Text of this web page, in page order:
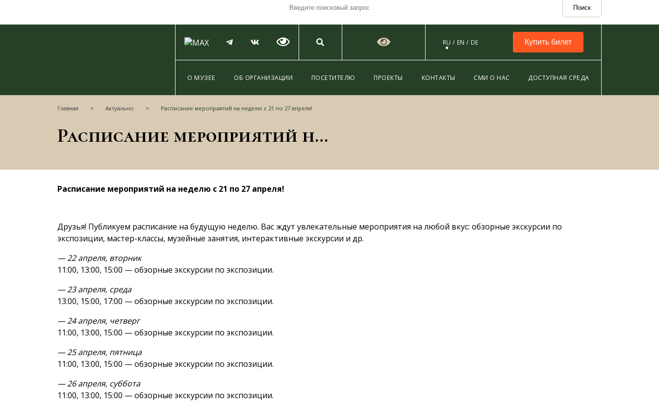
Поиск
RU EN DE Купить билет
О МУЗЕЕ ОБ ОРГАНИЗАЦИИ ПОСЕТИТЕЛЮ ПРОЕКТЫ КОНТАКТЫ СМИ О НАС ДОСТУПНАЯ СРЕДА
Главная Актуально Расписание мероприятий на неделю с 21 по 27 апреля!
Расписание мероприятий на неделю с 21 по 27 апреля!
Расписание мероприятий на неделю с 21 по 27 апреля!
Друзья! Публикуем расписание на будущую неделю. Вас ждут увлекательные мероприятия на любой вкус: обзорные экскурсии по
экспозиции, мастер-классы, музейные занятия, интерактивные экскурсии и др.
— 22 апреля, вторник
11:00, 13:00, 15:00 — обзорные экскурсии по экспозиции.
— 23 апреля, среда
13:00, 15:00, 17:00 — обзорные экскурсии по экспозиции.
— 24 апреля, четверг
11:00, 13:00, 15:00 — обзорные экскурсии по экспозиции.
— 25 апреля, пятница
11:00, 13:00, 15:00 — обзорные экскурсии по экспозиции.
— 26 апреля, суббота
11:00, 13:00, 15:00 — обзорные экскурсии по экспозиции.